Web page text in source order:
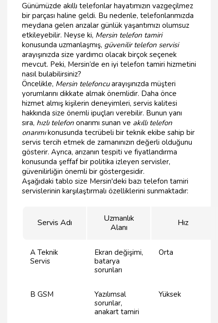
Günümüzde akıllı telefonlar hayatımızın vazgeçilmez
bir parçası haline geldi. Bu nedenle, telefonlarımızda
meydana gelen arızalar günlük yaşantımızı olumsuz
etkileyebilir. Neyse ki, Mersin telefon tamiri
konusunda uzmanlaşmış, güvenilir telefon servisi
arayışınızda size yardımcı olacak birçok seçenek
mevcut. Peki, Mersin’de en iyi telefon tamiri hizmetini
nasıl bulabilirsiniz?
Öncelikle, Mersin telefoncuarayışınızda müşteri
yorumlarını dikkate almak önemlidir. Daha önce
hizmet almış kişilerin deneyimleri, servis kalitesi
hakkında size önemli ipuçları verebilir. Bunun yanı
sıra, hızlı telefon onarımı sunan ve akıllı telefon
onarımıkonusunda tecrübeli bir teknik ekibe sahip bir
servis tercih etmek de zamanınızın değerli olduğunu
gösterir. Ayrıca, arızanın tespiti ve fiyatlandırma
konusunda şeffaf bir politika izleyen servisler,
güvenilirliğin önemli bir göstergesidir.
Aşağıdaki tablo size Mersin'deki bazı telefon tamiri
servislerinin karşılaştırmalı özelliklerini sunmaktadır:
Servis Adı
Uzmanlık
Alanı
Hız
A Teknik
Servis
Ekran değişimi,
batarya
sorunları
Orta
B GSM
Yazılımsal
sorunlar,
anakart tamiri
Yüksek